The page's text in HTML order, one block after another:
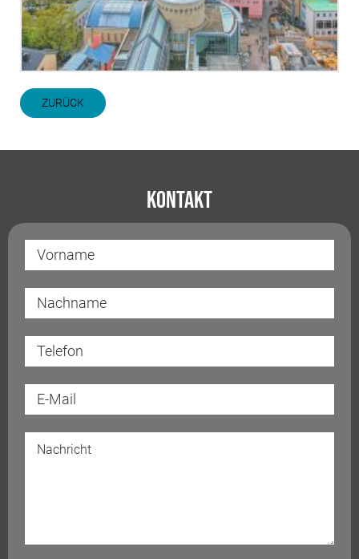
ZURÜCK
Kontakt